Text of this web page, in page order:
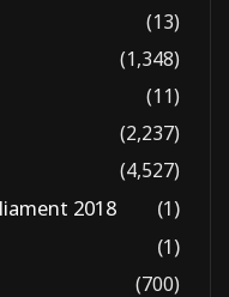
(13)
(1,348)
(11)
(2,237)
(4,527)
2018
(1)
(1)
(700)